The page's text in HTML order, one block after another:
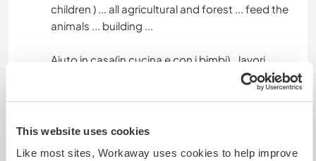
This website uses cookies
Like most sites, Workaway uses cookies to help improve
children ) ... all agricultural and forest ... feed the
animals ... building ...
Aiuto in casa(in cucina e con i bimbi)...lavori
agricoli e nel bosco...dare da mangiare agli
Sprachen